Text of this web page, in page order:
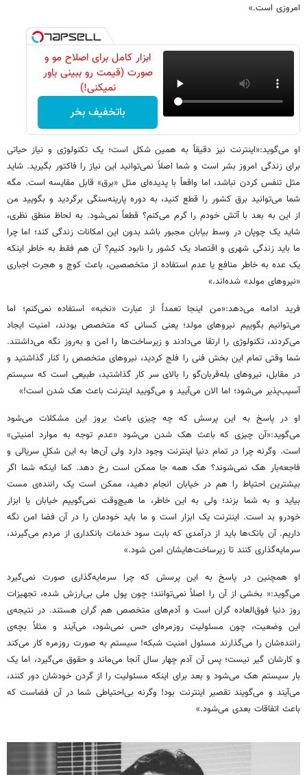
امروزی است.»
ابزار کامل برای اصلاح مو و
صورت (قیمت رو ببینی باور
نمیکنی!)
باتخفیف بخر
او می‌گوید:«اینترنت نیز دقیقاً به همین شکل است؛ یک تکنولوژی و نیاز حیاتی
برای زندگی امروز بشر است و شما اصلاً نمی‌توانید این نیاز را فاکتور بگیرید. شاید
مثل تنفس کردن نباشد، اما واقعاً با پدیده‌ای مثل «برق» قابل مقایسه است. مگه‌
شما می‌توانید برق کشور را قطع کنید، به دوره پارینه‌سنگی برگردید و بگویید من
از این به بعد با آتش خودم را گرم می‌کنم؟ قطعاً نمی‌شود. به لحاظ منطق نظری،
شاید یک چوپان در وسط بیابان مجبور باشد بدون این امکانات زندگی کند؛ اما چرا
ما باید زندگی شهری و اقتصاد یک کشور را نابود کنیم؟ آن هم فقط به خاطر اینکه
یک عده به خاطر منافع یا عدم استفاده از متخصصین، باعث کوچ و هجرت اجباری
«نیروهای مولد» شده‌اند.»
فرید ادامه می‌دهد:«من اینجا تعمداً از عبارت «نخبه» استفاده نمی‌کنم؛ اما
می‌توانیم بگوییم نیروهای مولد؛ یعنی کسانی که متخصص بودند، امنیت ایجاد
می‌کردند، تکنولوژی را ارتقا می‌دادند و زیرساخت‌ها را امن و به‌روز نگه می‌داشتند.
شما وقتی تمام این بخش فنی را فلج کردید، نیروهای متخصص را کنار گذاشتید و
در مقابل، نیروهای بله‌قربان‌گو را بالای سر کار گذاشتید، طبیعی است که سیستم
آسیب‌پذیر می‌شود؛ اما الان می‌آیید و می‌گویید اینترنت باعث هک شدن است!»
او در پاسخ به این پرسش که چه چیزی باعث بروز این مشکلات می‌شود
می‌گوید:«آن چیزی که باعث هک شدن می‌شود «عدم توجه به موارد امنیتی»
است. وگرنه چرا در تمام دنیا اینترنت وجود دارد ولی آن‌ها به این شکلِ سریالی و
فاجعه‌بار هک نمی‌شوند؟ هک همه جا ممکن است رخ دهد. کما اینکه شما اگر
بیشترین احتیاط را هم در خیابان انجام دهید، ممکن است یک راننده‌ی مست
بیاید و به شما بزند؛ ولی به این خاطر، ما هیچ‌وقت نمی‌گوییم خیابان یا ابزار
خودرو بد است. اینترنت یک ابزار است و ما باید خودمان را در آن فضا امن نگه
داریم. آن بانک‌ها باید از درآمدی که بابت سود خدمات بانکداری از مردم می‌گیرند،
سرمایه‌گذاری کنند تا زیرساخت‌هایشان امن شود.»
او همچنین در پاسخ به این پرسش که چرا سرمایه‌گذاری صورت نمی‌گیرد
می‌گوید:« بخشی از آن را اصلاً نمی‌توانند؛ چون پول ملی بی‌ارزش شده، تجهیزات
روز دنیا فوق‌العاده گران است و آدم‌های متخصص هم گران هستند. در نتیجه‌ی
این وضعیت، چون مسئولیت روزمره‌ای حس نمی‌شود، می‌آیند و مثلاً بچه‌ی
راننده‌شان را می‌گذارند مسئول امنیت شبکه! سیستم به صورت روزمره کار می‌کند
و کارشان گیر نیست؛ پس آن آدم چهار سال آنجا می‌ماند و حقوق می‌گیرد، اما یک
بار سیستم هک می‌شود و بعد برای اینکه مسئولیت را از گردن خودشان دور کنند،
می‌آیند و می‌گویند تقصیر اینترنت بود! وگرنه بی‌احتیاطی شما در آن فضاست که
باعث اتفاقات بعدی می‌شود.»